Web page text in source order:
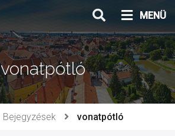
MENÜ
vonatpótló
Bejegyzések vonatpótló